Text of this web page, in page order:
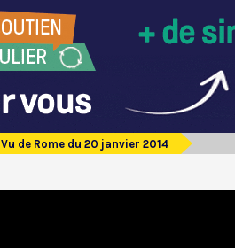
Vu de Rome du 20 janvier 2014